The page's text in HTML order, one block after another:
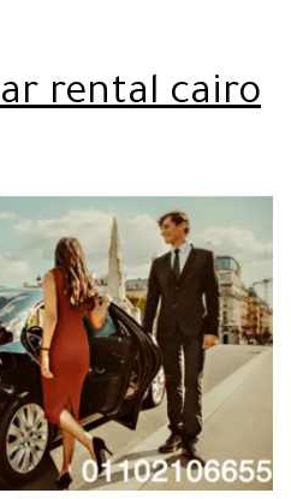
rental cairo